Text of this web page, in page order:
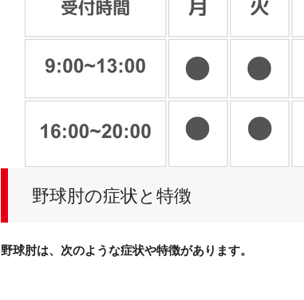
野球肘の症状と特徴
野球肘は、次のような症状や特徴があります。